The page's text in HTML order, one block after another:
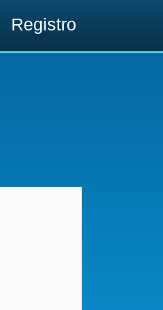
Registro